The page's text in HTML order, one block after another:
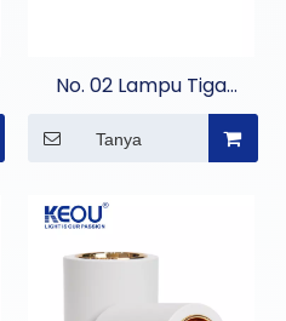
No. 02 Lampu Tiga
Tanya